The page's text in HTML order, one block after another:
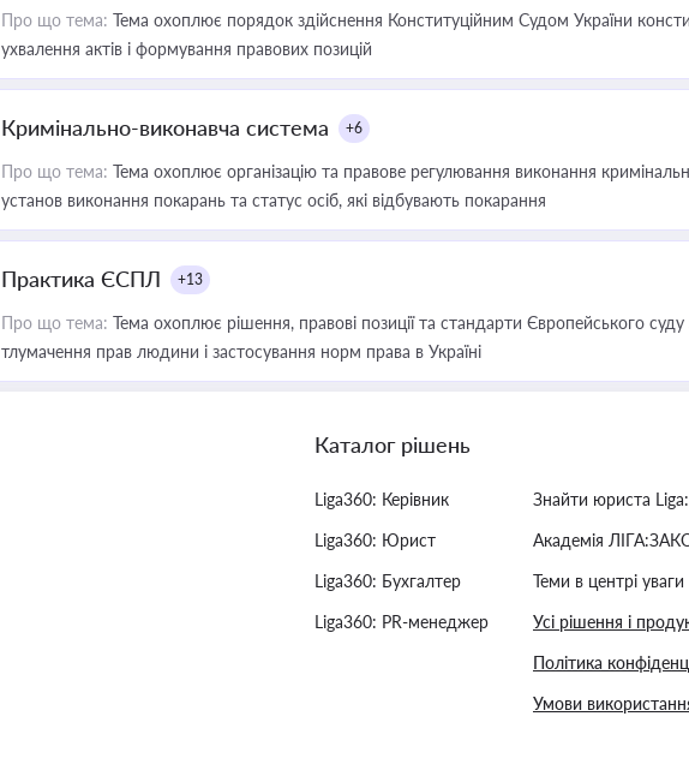
Про що тема: Тема охоплює порядок здійснення Конституційним Судом України
ухвалення актів і формування правових позицій
Кримінально-виконавча система +6
Про що тема: Тема охоплює організацію та правове регулювання виконання
установ виконання покарань та статус осіб, які відбувають покарання
Практика ЄСПЛ +13
Про що тема: Тема охоплює рішення, правові позиції та стандарти Європейського
тлумачення прав людини і застосування норм права в Україні
Каталог рішень
Liga360: Керівник
Liga360: Юрист
Liga360: Бухгалтер
Liga360: PR-менеджер
Знайти юриста
Академія
Теми в центрі уваги
Усі рішення і
Політика
Умови